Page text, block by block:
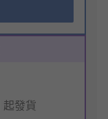
起發貨